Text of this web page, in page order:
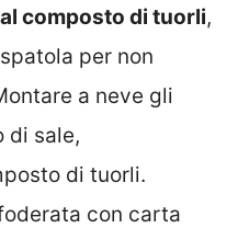
composto di tuorli,
per non
a neve gli
di sale,
di tuorli.
con carta